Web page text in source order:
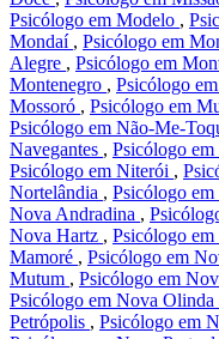
Psicólogo em Modelo ,
Mondaí , Psicólogo em
Alegre , Psicólogo em
Montenegro , Psicólogo
Mossoró , Psicólogo em
Psicólogo em Não-Me-
Navegantes , Psicólogo
Psicólogo em Niterói ,
Nortelândia , Psicólogo em
Nova Andradina ,
Nova Hartz , Psicólogo
Mamoré , Psicólogo em
Mutum , Psicólogo em
Psicólogo em Nova
Petrópolis , Psicólogo em